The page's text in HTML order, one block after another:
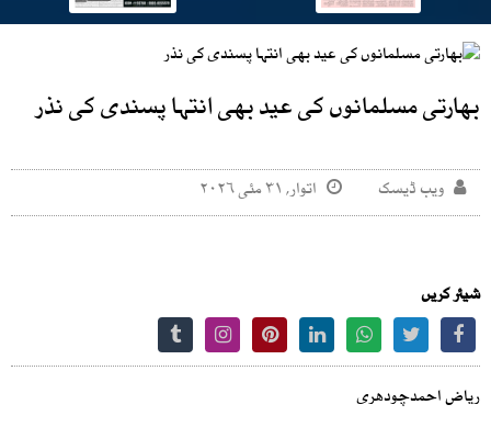
بھارتی مسلمانوں کی عید بھی انتہا پسندی کی نذر
ویب ڈیسک اتوار, ۳۱ مئی ۲۰۲۶
شیئر کریں
ریاض احمدچودھری